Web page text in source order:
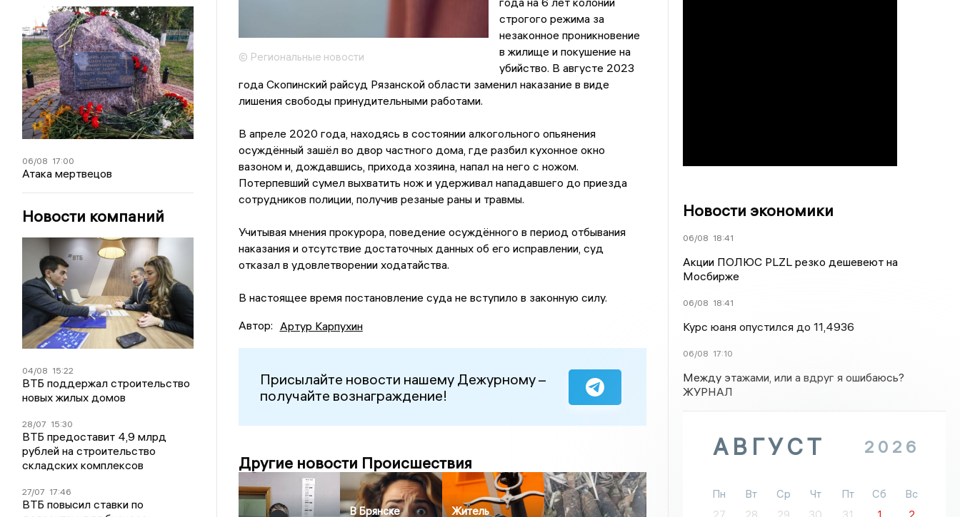
06/08 17:00
Атака мертвецов
Новости компаний
04/08 15:22
ВТБ поддержал строительство
новых жилых домов
28/07 15:30
ВТБ предоставит 4,9 млрд
рублей на строительство
складских комплексов
27/07 17:46
ВТБ повысил ставки по
© Региональные новости
строгого режима за
незаконное проникновение
в жилище и покушение на
убийство. В августе 2023
года Скопинский райсуд Рязанской области заменил наказание в виде
лишения свободы принудительными работами.
В апреле 2020 года, находясь в состоянии алкогольного опьянения
осуждённый зашёл во двор частного дома, где разбил кухонное окно
вазоном и, дождавшись, прихода хозяина, напал на него с ножом.
Потерпевший сумел выхватить нож и удерживал нападавшего до приезда
сотрудников полиции, получив резаные раны и травмы.
Учитывая мнения прокурора, поведение осуждённого в период отбывания
наказания и отсутствие достаточных данных об его исправлении, суд
отказал в удовлетворении ходатайства.
В настоящее время постановление суда не вступило в законную силу.
Автор: Артур Карпухин
Присылайте новости нашему Дежурному –
получайте вознаграждение!
Другие новости Происшествия
В Брянске
Житель
Новости экономики
06/08 18:41
Акции ПОЛЮС PLZL резко дешевеют на
Мосбирже
06/08 18:41
Курс юаня опустился до 11,4936
06/08 17:10
Между этажами, или а вдруг я ошибаюсь?
ЖУРНАЛ
АВГУСТ 2026
Пн Вт Ср Чт Пт Сб
Вс